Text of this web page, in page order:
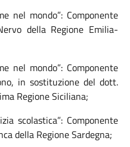
mondo”: Componente
della Regione Emilia-
mondo”: Componente
in sostituzione del dott.
Regione Siciliana;
Componente
della Regione Sardegna;